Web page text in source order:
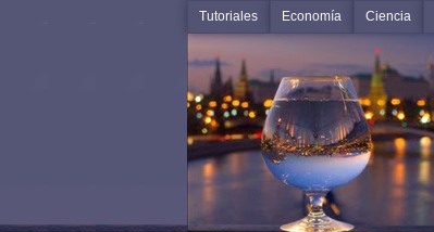
Tutoriales Economía Ciencia